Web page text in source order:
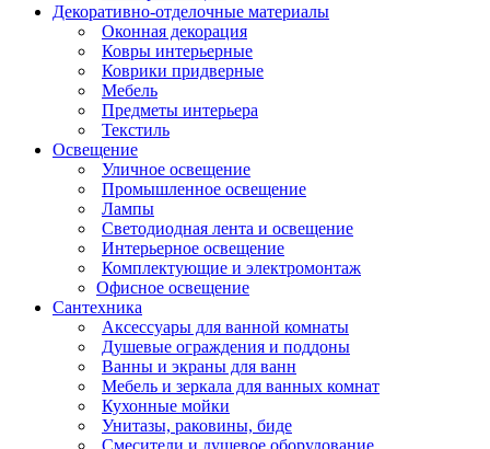
Декоративно-отделочные материалы
Оконная декорация
Ковры интерьерные
Коврики придверные
Мебель
Предметы интерьера
Текстиль
Освещение
Уличное освещение
Промышленное освещение
Лампы
Светодиодная лента и освещение
Интерьерное освещение
Комплектующие и электромонтаж
Офисное освещение
Сантехника
Аксессуары для ванной комнаты
Душевые ограждения и поддоны
Ванны и экраны для ванн
Мебель и зеркала для ванных комнат
Кухонные мойки
Унитазы, раковины, биде
Смесители и душевое оборудование